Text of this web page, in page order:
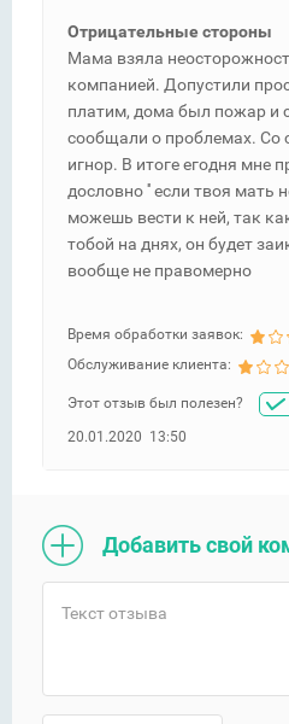
Отрицательные стороны
Мама взяла
компанией. Допустили
платим, дома был пожар и
сообщали о проблемах. Со
игнор. В итоге егодня мне
дословно '' если твоя мать
можешь вести к ней, так
тобой на днях, он будет
вообще не правомерно
Время обработки заявок:
Обслуживание клиента:
Этот отзыв был полезен?
20.01.2020 13:50
Добавить свой